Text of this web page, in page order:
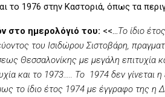
το 1976 στην Καστοριά, όπως τα
στο ημερολόγιό του: <<…Το ίδιο
του Ισιδώρου Σιστοβάρη,
Θεσσαλονίκης με μεγάλη επιτυχία
και το 1973….. Το 1974 δεν
το ίδιο έτος 1974 με έγγραφο της η